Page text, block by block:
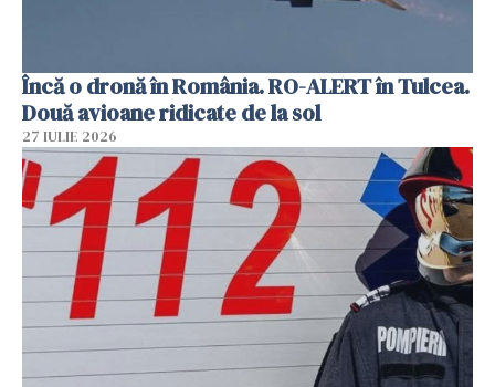
Încă o dronă în România. RO-ALERT în Tulcea.
Două avioane ridicate de la sol
27 IULIE 2026